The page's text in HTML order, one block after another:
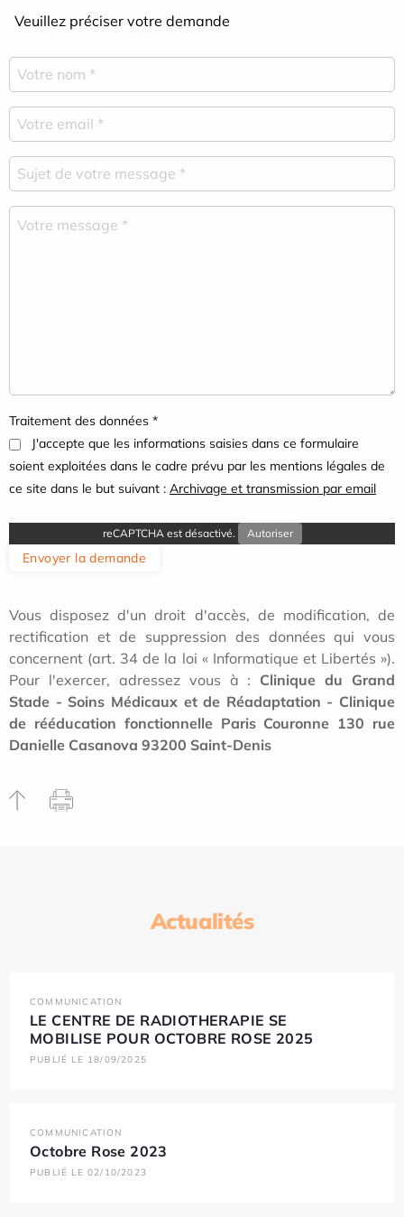
Veuillez préciser votre demande
Traitement des données *
J'accepte que les informations saisies dans ce formulaire
soient exploitées dans le cadre prévu par les mentions légales de
ce site dans le but suivant : Archivage et transmission par email
reCAPTCHA est désactivé. Autoriser
Envoyer la demande
Vous disposez d'un droit d'accès, de modification, de
rectification et de suppression des données qui vous
concernent (art. 34 de la loi « Informatique et Libertés »).
Pour l'exercer, adressez vous à : Clinique du Grand
Stade - Soins Médicaux et de Réadaptation - Clinique
de rééducation fonctionnelle Paris Couronne 130 rue
Danielle Casanova 93200 Saint-Denis
Actualités
COMMUNICATION
LE CENTRE DE RADIOTHERAPIE SE
MOBILISE POUR OCTOBRE ROSE 2025
PUBLIÉ LE 18/09/2025
COMMUNICATION
Octobre Rose 2023
PUBLIÉ LE 02/10/2023